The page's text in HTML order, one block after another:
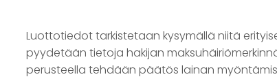
Luottotiedot tarkistetaan kysymällä niitä
pyydetään tietoja hakijan
perusteella tehdään päätös lainan